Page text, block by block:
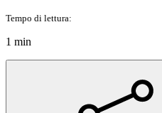
Tempo di lettura:
1 min